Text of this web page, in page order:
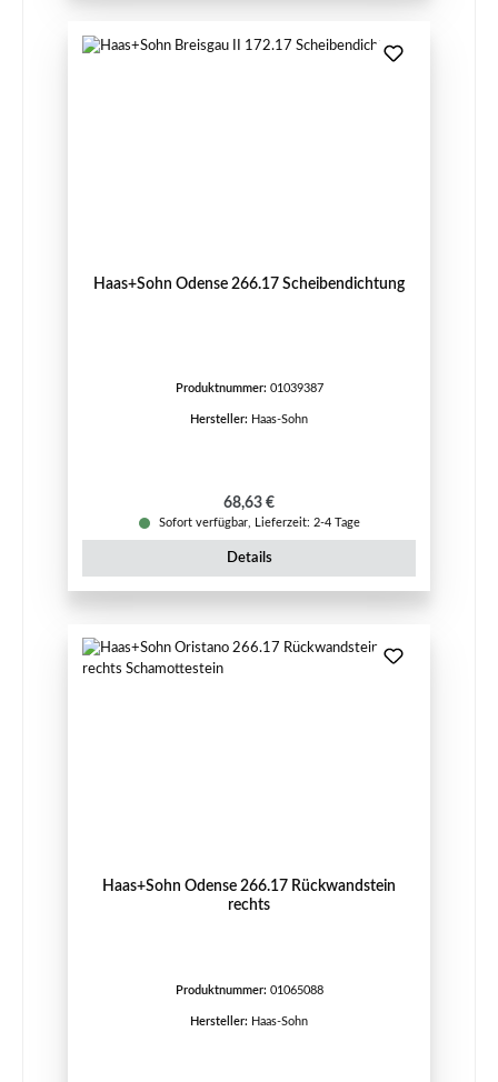
Haas+Sohn Odense 266.17 Scheibendichtung
Produktnummer: 01039387
Hersteller: Haas-Sohn
Regulärer Preis:
68,63 €
Sofort verfügbar, Lieferzeit: 2-4 Tage
Details
Haas+Sohn Odense 266.17 Rückwandstein
rechts
Produktnummer: 01065088
Hersteller: Haas-Sohn